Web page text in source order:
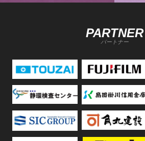
PARTNER
パートナー